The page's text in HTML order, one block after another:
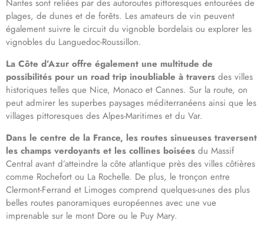
Nantes sont reliées par des autoroutes pittoresques entourées de
plages, de dunes et de forêts. Les amateurs de vin peuvent
également suivre le circuit du vignoble bordelais ou explorer les
vignobles du Languedoc-Roussillon.
La Côte d’Azur offre également une multitude de
possibilités pour un road trip inoubliable à travers des villes
historiques telles que Nice, Monaco et Cannes. Sur la route, on
peut admirer les superbes paysages méditerranéens ainsi que les
villages pittoresques des Alpes-Maritimes et du Var.
Dans le centre de la France, les routes sinueuses traversent
les champs verdoyants et les collines boisées du Massif
Central avant d’atteindre la côte atlantique près des villes côtières
comme Rochefort ou La Rochelle. De plus, le tronçon entre
Clermont-Ferrand et Limoges comprend quelques-unes des plus
belles routes panoramiques européennes avec une vue
imprenable sur le mont Dore ou le Puy Mary.